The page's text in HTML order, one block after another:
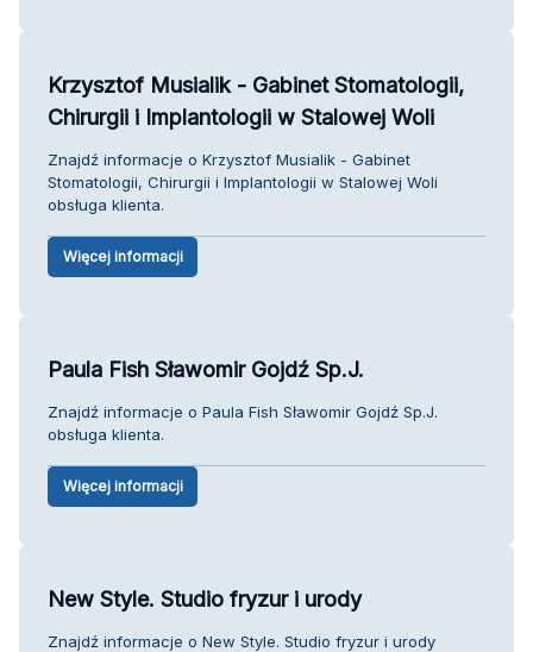
Krzysztof Musialik - Gabinet Stomatologii,
Chirurgii i Implantologii w Stalowej Woli
Znajdź informacje o Krzysztof Musialik - Gabinet
Stomatologii, Chirurgii i Implantologii w Stalowej Woli
obsługa klienta.
Więcej informacji
Paula Fish Sławomir Gojdź Sp.J.
Znajdź informacje o Paula Fish Sławomir Gojdź Sp.J.
obsługa klienta.
Więcej informacji
New Style. Studio fryzur i urody
Znajdź informacje o New Style. Studio fryzur i urody